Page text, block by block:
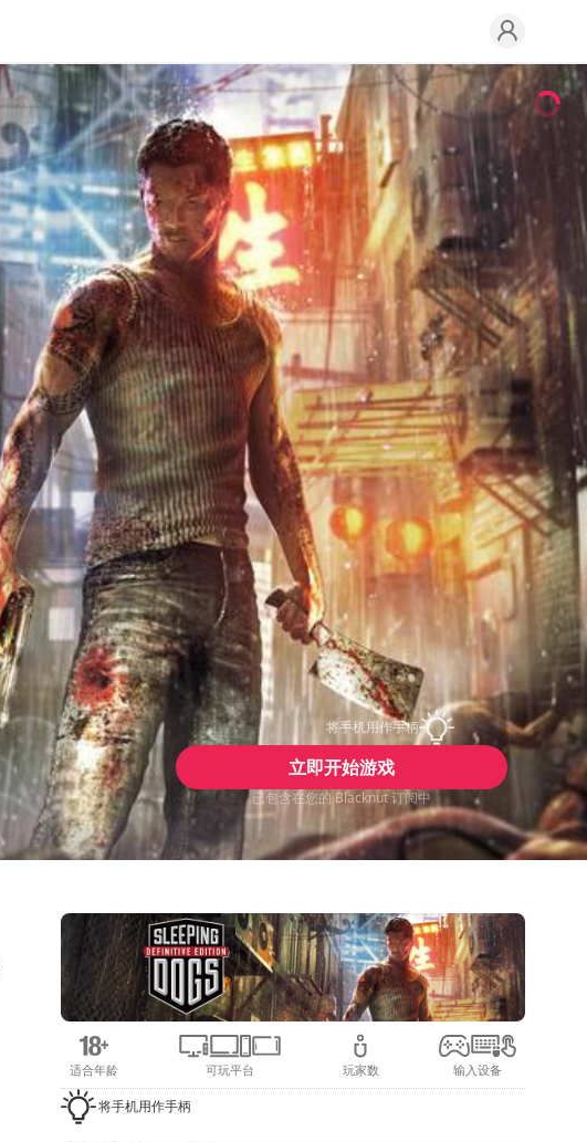
将手机用作手柄
立即开始游戏
已包含在您的 Blacknut 订阅中
适合年龄 可玩平台 玩家数 输入设备
将手机用作手柄